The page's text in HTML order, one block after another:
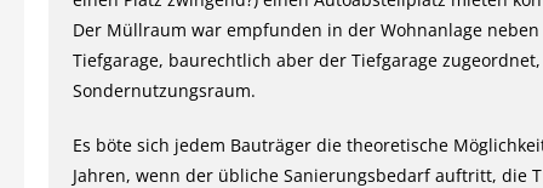
Der Müllraum war empfunden in der Wohnanlage
Tiefgarage, baurechtlich aber der Tiefgarage
Sondernutzungsraum.
Es böte sich jedem Bauträger die theoretische
Jahren, wenn der übliche Sanierungsbedarf auftritt, die